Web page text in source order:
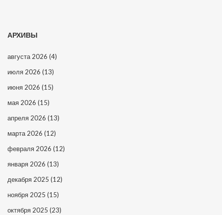
АРХИВЫ
августа 2026 (4)
июля 2026 (13)
июня 2026 (15)
мая 2026 (15)
апреля 2026 (13)
марта 2026 (12)
февраля 2026 (12)
января 2026 (13)
декабря 2025 (12)
ноября 2025 (15)
октября 2025 (23)